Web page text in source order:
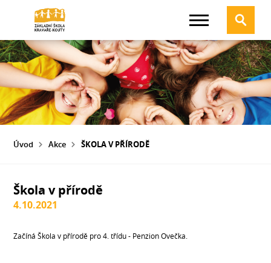
Úvod Akce ŠKOLA V PŘÍRODĚ
Škola v přírodě
4.10.2021
Začíná Škola v přírodě pro 4. třídu - Penzion Ovečka.